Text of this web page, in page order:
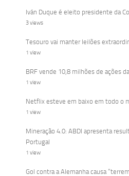
Iván Duque é eleito presidente da
3 views
Tesouro vai manter leilões
1 view
BRF vende 10,8 milhões de ações
1 view
Netflix esteve em baixo em todo o
1 view
Mineração 4.0: ABDI apresenta
Portugal
1 view
Gol contra a Alemanha causa